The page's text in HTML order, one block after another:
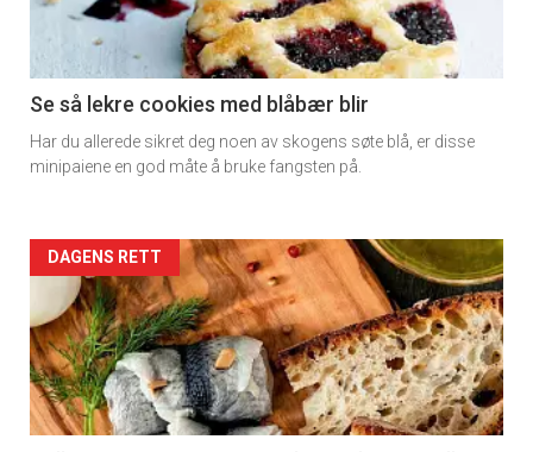
section
11
Dagens
Se så lekre cookies med blåbær blir
Har du allerede sikret deg noen av skogens søte blå, er disse
minipaiene en god måte å bruke fangsten på.
Artikler
detail
-
section
DAGENS RETT